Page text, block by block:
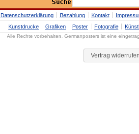
Datenschutzerklärung Bezahlung Kontakt
Kunstdrucke
Grafiken Poster Fotografie
Alle Rechte vorbehalten. Germanposters ist eine
Vertrag